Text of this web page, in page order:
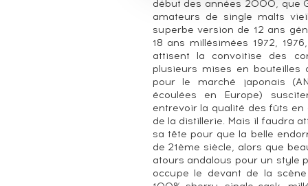
début des années 2000, que
amateurs de single malts
superbe version de 12 ans
18 ans millésimées 1972,
attisent la convoitise des
plusieurs mises en bouteilles
pour le marché japonais
écoulées en Europe)
entrevoir la qualité des fûts
de la distillerie. Mais il faudra
sa tête pour que la belle
de 21ème siècle, alors que
atours andalous pour un style
occupe le devant de la